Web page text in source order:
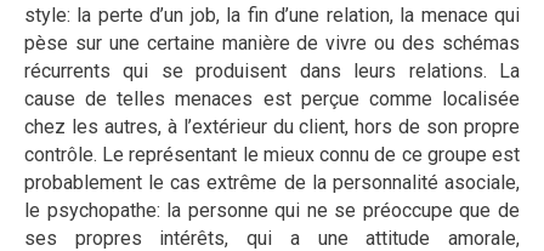
style: la perte d’un job, la fin d’une relation, la menace qui
pèse sur une certaine manière de vivre ou des schémas
récurrents qui se produisent dans leurs relations. La
cause de telles menaces est perçue comme localisée
chez les autres, à l’extérieur du client, hors de son propre
contrôle. Le représentant le mieux connu de ce groupe est
probablement le cas extrême de la personnalité asociale,
le psychopathe: la personne qui ne se préoccupe que de
ses propres intérêts, qui a une attitude amorale,